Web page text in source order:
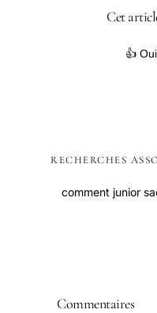
Cet
👍 Oui
RECHERCHES
comment junior
Commentaires